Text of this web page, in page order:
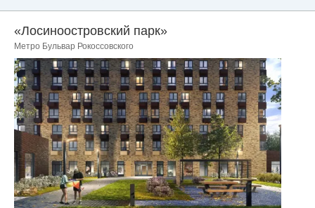
«Лосиноостровский парк»
Метро Бульвар Рокоссовского